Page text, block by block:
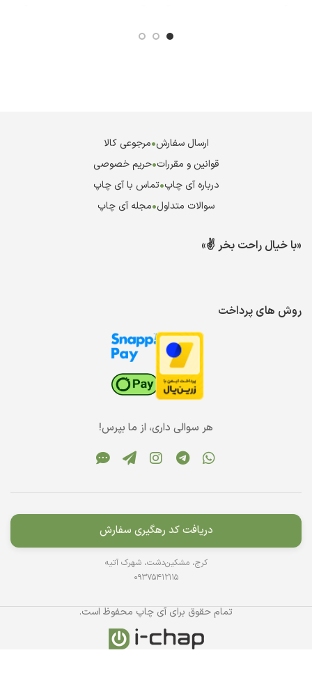
ارسال سفارش•مرجوعی کالا
قوانین و مقررات•حریم خصوصی
درباره آی چاپ•تماس با آی چاپ
سوالات متداول•مجله آی چاپ
«با خیال راحت بخر ✌️»
روش های پرداخت
هر سوالی داری، از ما بپرس!
دریافت کد رهگیری سفارش
کرج، مشکین‌دشت، شهرک آتیه
09375412115
تمام حقوق برای آی چاپ محفوظ است.